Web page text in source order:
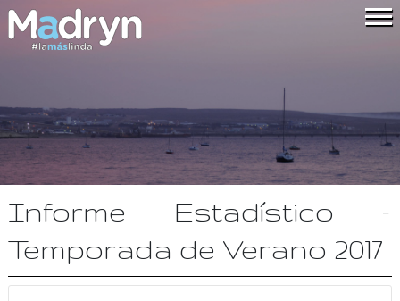
Informe Estadístico –
Temporada de Verano 2017